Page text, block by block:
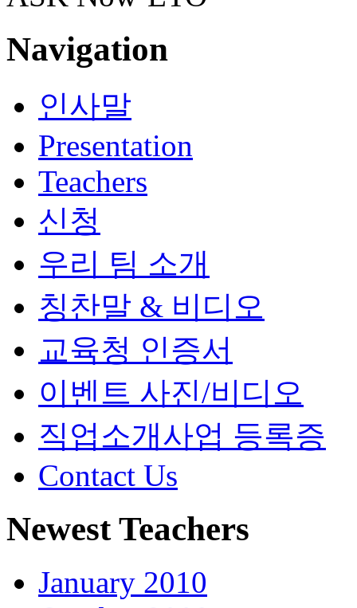
Navigation
인사말
Presentation
Teachers
신청
우리 팀 소개
칭찬말 & 비디오
교육청 인증서
이벤트 사진/비디오
직업소개사업 등록증
Contact Us
Newest Teachers
January 2010